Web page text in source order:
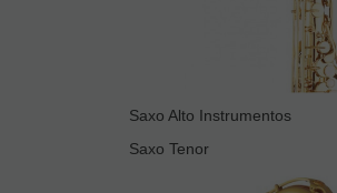
Saxo Alto Instrumentos
Saxo Tenor